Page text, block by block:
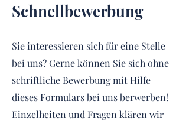
Schnellbewerbung
Sie interessieren sich für eine Stelle
bei uns? Gerne können Sie sich ohne
schriftliche Bewerbung mit Hilfe
dieses Formulars bei uns berwerben!
Einzelheiten und Fragen klären wir